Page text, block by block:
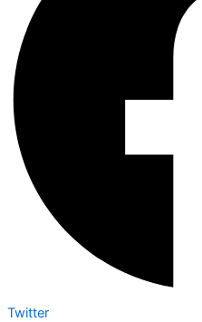
Twitter